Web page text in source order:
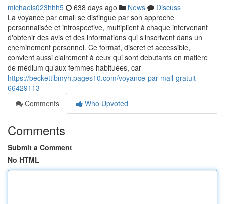
michaels023hhh5 638 days ago News
Discuss
La voyance par email se distingue par son approche
personnalisée et introspective, multiplient à chaque intervenant
d'obtenir des avis et des informations qui s’inscrivent dans un
cheminement personnel. Ce format, discret et accessible,
convient aussi clairement à ceux qui sont debutants en matière
de médium qu’aux femmes habituées, car
https://beckettlbmyh.pages10.com/voyance-par-mail-gratuit-
66429113
Comments
Who Upvoted
Comments
Submit a Comment
No HTML